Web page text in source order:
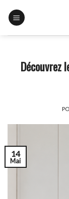
Découvrez
14
Mai